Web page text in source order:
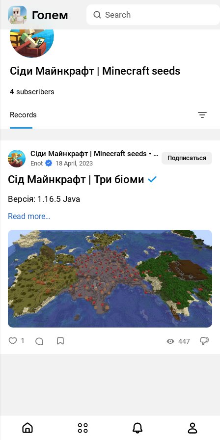
Сіди Майнкрафт | Minecraft seeds
4 subscribers
Records
Сіди Майнкрафт | Minecraft seeds • 1.16
Enot
18 April, 2023
Подписаться
Сід Майнкрафт | Три біоми
Версія: 1.16.5 Java
Read more…
1 447